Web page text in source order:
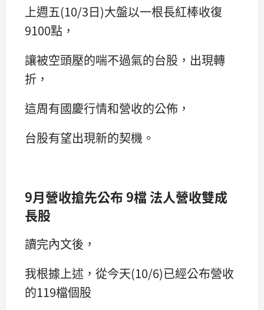
上週五(10/3日)大盤以一根長紅棒收復
9100點，
讓被空頭壓的喘不過氣的台股，出現轉
折，
這周有國慶行情和營收的公佈，
台股有望出現新的契機。
9月營收搶先公布 9檔 法人營收雙成
長股
讀完內文後，
我根據上述，從今天(10/6)已經公布營收
的119檔個股